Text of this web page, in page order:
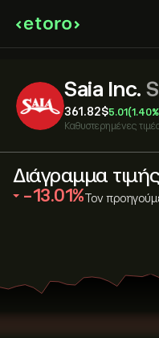
Saia Inc.
361.82‎$‎5.01
Καθυστερημένες
Διάγραμμα
‎-13.01‎ Τον